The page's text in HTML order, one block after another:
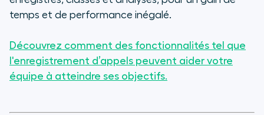
temps et de performance inégalé.
Découvrez comment des fonctionnalités tel que
l'enregistrement d’appels peuvent aider votre
équipe à atteindre ses objectifs.